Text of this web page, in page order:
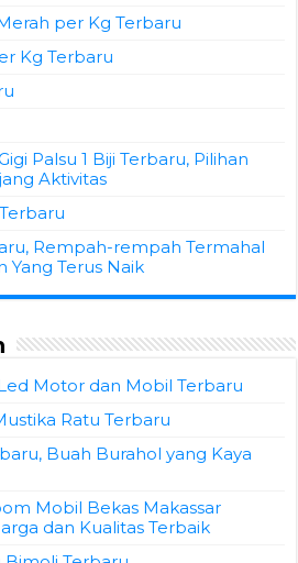
per Kg Terbaru
Kg Terbaru
Palsu 1 Biji Terbaru, Pilihan
Aktivitas
Rempah-rempah Termahal
Yang Terus Naik
Motor dan Mobil Terbaru
Ratu Terbaru
Buah Burahol yang Kaya
Mobil Bekas Makassar
dan Kualitas Terbaik